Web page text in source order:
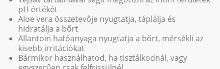
pH értékét
Aloe vera összetevője nyugtatja, táplálja és
hidratálja a bőrt
Allantoin hatóanyaga nyugtatja a bőrt, mérsékli az
kisebb irritációkat
Bármikor használhatod, ha tisztálkodnál, vagy